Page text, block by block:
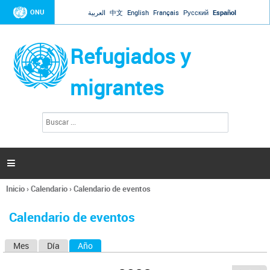
Jump to navigation
ONU العربية 中文 English Français Русский Español
Refugiados y
migrantes
l
s

Se
usted
Inicio›Calendario›Calendario de eventos
Calendario de eventos
Mes Día Año